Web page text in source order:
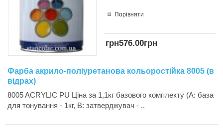
Порівняти
грн576.00грн
Фарба акрило-поліуретанова кольоростійка 8005 (в
відрах)
8005 ACRYLIC PU Ціна за 1,1кг базового комплекту (А: база
для тонування - 1кг, В: затверджувач - ..